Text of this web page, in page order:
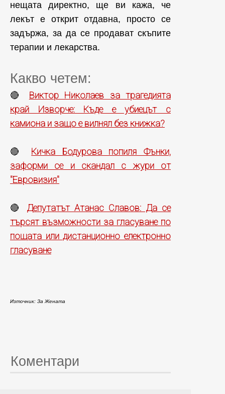
нещата директно, ще ви кажа, че
лекът е открит отдавна, просто се
задържа, за да се продават скъпите
терапии и лекарства.
Какво четем:
🔴 Виктор Николаев за трагедията
край Изворче: Къде е убиецът с
камиона и защо е вилнял без книжка?
🔴 Кичка Бодурова попиля Фънки,
заформи се и скандал с жури от
"Евровизия"
🔴 Депутатът Атанас Славов: Да се
търсят възможности за гласуване по
пощата или дистанционно електронно
гласуване
Източник: За Жената
Коментари